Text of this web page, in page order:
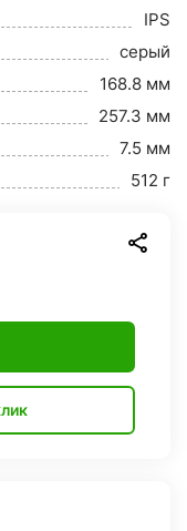
IPS
серый
168.8 мм
257.3 мм
7.5 мм
512 г